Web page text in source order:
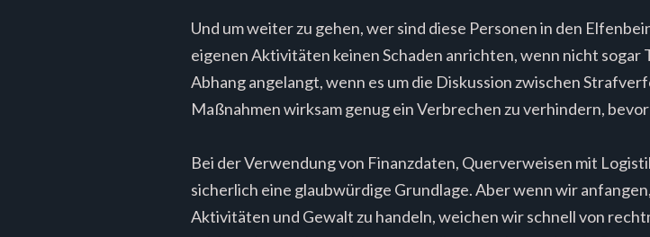
Und um weiter zu gehen, wer sind diese Personen in den
eigenen Aktivitäten keinen Schaden anrichten, wenn nicht sogar
Abhang angelangt, wenn es um die Diskussion zwischen
Maßnahmen wirksam genug ein Verbrechen zu verhindern,
Bei der Verwendung von Finanzdaten, Querverweisen mit
sicherlich eine glaubwürdige Grundlage. Aber wenn wir
Aktivitäten und Gewalt zu handeln, weichen wir schnell von